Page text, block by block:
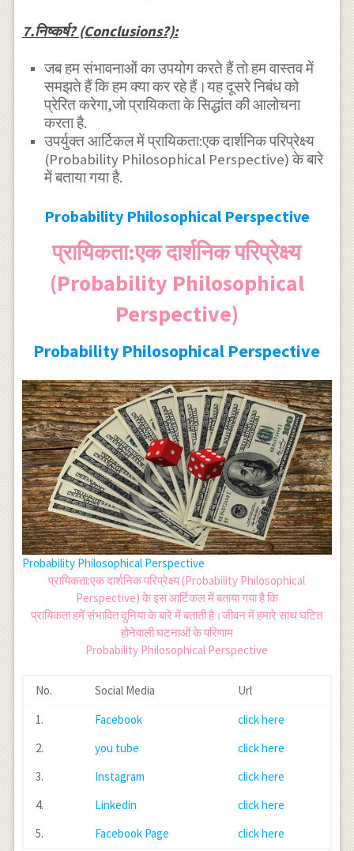
7.निष्कर्ष? (Conclusions?):
जब हम संभावनाओं का उपयोग करते हैं तो हम वास्तव में
समझते हैं कि हम क्या कर रहे हैं।यह दूसरे निबंध को
प्रेरित करेगा,जो प्रायिकता के सिद्धांत की आलोचना
करता है.
उपर्युक्त आर्टिकल में प्रायिकता:एक दार्शनिक परिप्रेक्ष्य
(Probability Philosophical Perspective) के बारे
में बताया गया है.
Probability Philosophical Perspective
प्रायिकता:एक दार्शनिक परिप्रेक्ष्य
(Probability Philosophical
Perspective)
Probability Philosophical Perspective
Probability Philosophical Perspective
प्रायिकता:एक दार्शनिक परिप्रेक्ष्य (Probability Philosophical
Perspective) के इस आर्टिकल में बताया गया है कि
प्रायिकता हमें संभावित दुनिया के बारे में बताती है।जीवन में हमारे साथ घटित
होनेवाली घटनाओं के परिणाम
Probability Philosophical Perspective
No. Social Media
Url
1.
Facebook
click here
2.
you tube
click here
3.
Instagram
click here
4.
Linkedin
click here
5.
Facebook Page click here